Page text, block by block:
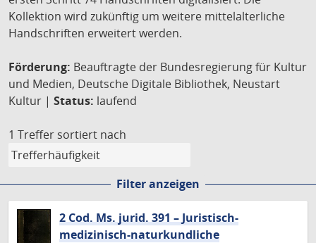
Kollektion wird zukünftig um weitere mittelalterliche
Handschriften erweitert werden.
Förderung: Beauftragte der Bundesregierung für Kultur
und Medien, Deutsche Digitale Bibliothek, Neustart
Kultur | Status: laufend
1 Treffer sortiert nach
Filter anzeigen
2 Cod. Ms. jurid. 391 – Juristisch-
medizinisch-naturkundliche